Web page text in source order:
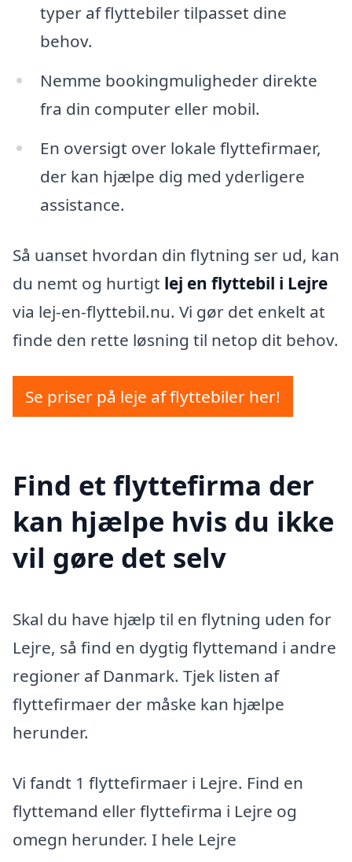
typer af flyttebiler tilpasset dine
behov.
Nemme bookingmuligheder direkte
fra din computer eller mobil.
En oversigt over lokale flyttefirmaer,
der kan hjælpe dig med yderligere
assistance.
Så uanset hvordan din flytning ser ud, kan
du nemt og hurtigt lej en flyttebil i Lejre
via lej-en-flyttebil.nu. Vi gør det enkelt at
finde den rette løsning til netop dit behov.
Se priser på leje af flyttebiler her!
Find et flyttefirma der
kan hjælpe hvis du ikke
vil gøre det selv
Skal du have hjælp til en flytning uden for
Lejre, så find en dygtig flyttemand i andre
regioner af Danmark. Tjek listen af
flyttefirmaer der måske kan hjælpe
herunder.
Vi fandt 1 flyttefirmaer i Lejre. Find en
flyttemand eller flyttefirma i Lejre og
omegn herunder. I hele Lejre